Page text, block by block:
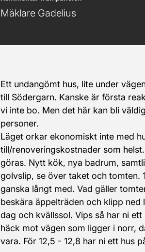
Mäklare Gadelius
Ett undangömt hus, lite under
till Södergarn. Kanske är första
vi inte bo. Men det här kan bli
personer.
Läget orkar ekonomiskt inte med
till/renoveringskostnader som
göras. Nytt kök, nya badrum,
golvslip, se över taket och tomten.
ganska långt med. Vad gäller
beskära äppelträden och klipp
dag och kvällssol. Vips så har ni ett
häck mot vägen som ligger i norr,
vara. För 12,5 - 12,8 har ni ett hus